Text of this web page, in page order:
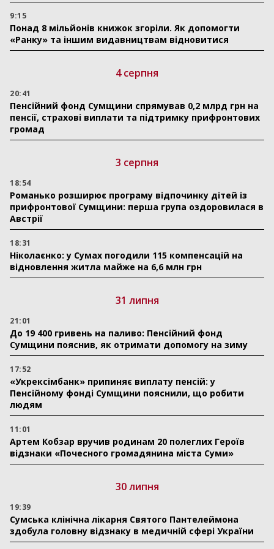
9:15
Понад 8 мільйонів книжок згоріли. Як допомогти
«Ранку» та іншим видавництвам відновитися
4 серпня
20:41
Пенсійний фонд Сумщини спрямував 0,2 млрд грн на
пенсії, страхові виплати та підтримку прифронтових
громад
3 серпня
18:54
Романько розширює програму відпочинку дітей із
прифронтової Сумщини: перша група оздоровилася в
Австрії
18:31
Ніколаєнко: у Сумах погодили 115 компенсацій на
відновлення житла майже на 6,6 млн грн
31 липня
21:01
До 19 400 гривень на паливо: Пенсійний фонд
Сумщини пояснив, як отримати допомогу на зиму
17:52
«Укрексімбанк» припиняє виплату пенсій: у
Пенсійному фонді Сумщини пояснили, що робити
людям
11:01
Артем Кобзар вручив родинам 20 полеглих Героїв
відзнаки «Почесного громадянина міста Суми»
30 липня
19:39
Сумська клінічна лікарня Святого Пантелеймона
здобула головну відзнаку в медичній сфері України